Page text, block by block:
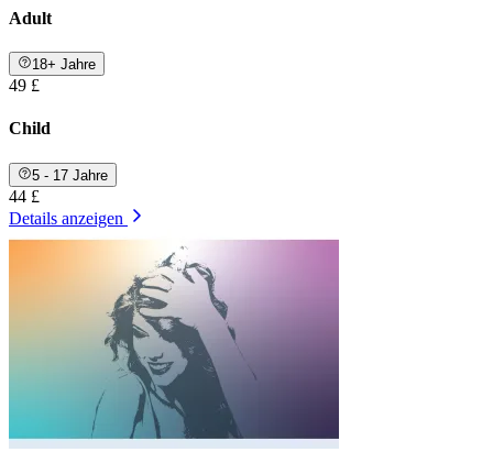
Adult
18+ Jahre
49 £
Child
5 - 17 Jahre
44 £
Details anzeigen